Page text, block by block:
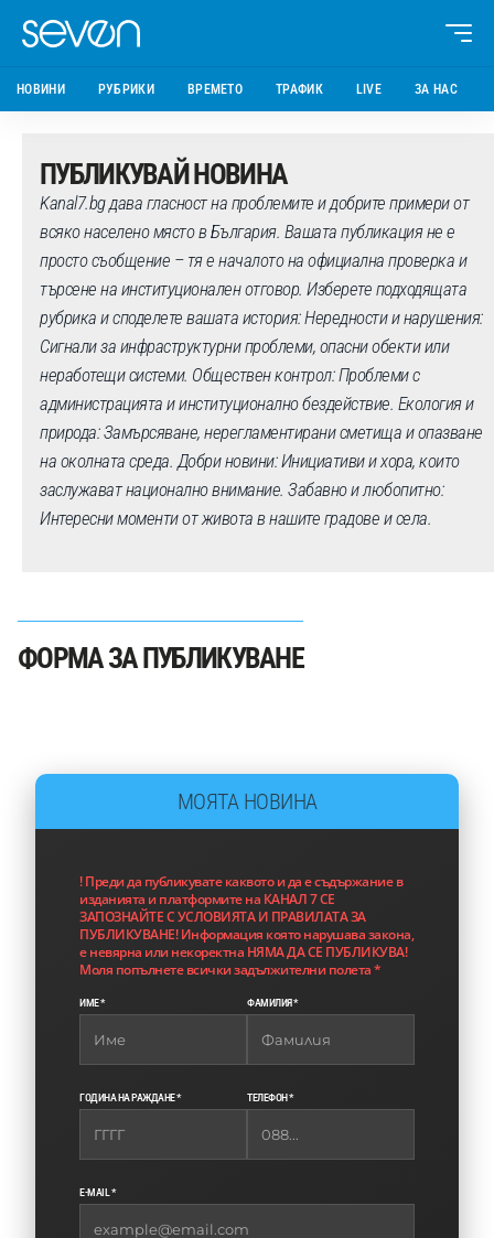
НОВИНИ РУБРИКИ ВРЕМЕТО ТРАФИК LIVE ЗА НАС
ПУБЛИКУВАЙ НОВИНА
Kanal7.bg дава гласност на проблемите и добрите примери от
всяко населено място в България. Вашата публикация не е
просто съобщение – тя е началото на официална проверка и
търсене на институционален отговор. Изберете подходящата
рубрика и споделете вашата история: Нередности и нарушения:
Сигнали за инфраструктурни проблеми, опасни обекти или
неработещи системи. Обществен контрол: Проблеми с
администрацията и институционално бездействие. Екология и
природа: Замърсяване, нерегламентирани сметища и опазване
на околната среда. Добри новини: Инициативи и хора, които
заслужават национално внимание. Забавно и любопитно:
Интересни моменти от живота в нашите градове и села.
ФОРМА ЗА ПУБЛИКУВАНЕ
МОЯТА НОВИНА
! Преди да публикувате каквото и да е съдържание в
изданията и платформите на КАНАЛ 7 СЕ
ЗАПОЗНАЙТЕ С УСЛОВИЯТА И ПРАВИЛАТА ЗА
ПУБЛИКУВАНЕ! Информация която нарушава закона,
е невярна или некоректна НЯМА ДА СЕ ПУБЛИКУВА!
Моля попълнете всички задължителни полета *
ИМЕ * ФАМИЛИЯ *
ГОДИНА НА РАЖДАНЕ * ТЕЛЕФОН *
E-MAIL *